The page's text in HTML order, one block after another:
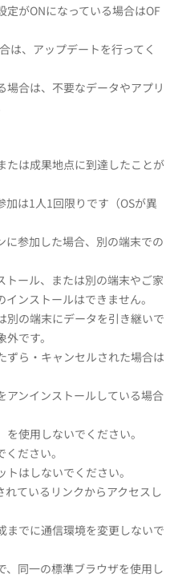
定がONになっている場合はOF
は、アップデートを行ってく
場合は、不要なデータやアプリ
たは成果地点に到達したことが
加は1人1回限りです（OSが異
に参加した場合、別の端末での
トール、または別の端末やご家
ンストールはできません。
別の端末にデータを引き継いで
です。
ずら・キャンセルされた場合は
アンインストールしている場合
使用しないでください。
ださい。
はしないでください。
れているリンクからアクセスし
までに通信環境を変更しないで
、同一の標準ブラウザを使用し